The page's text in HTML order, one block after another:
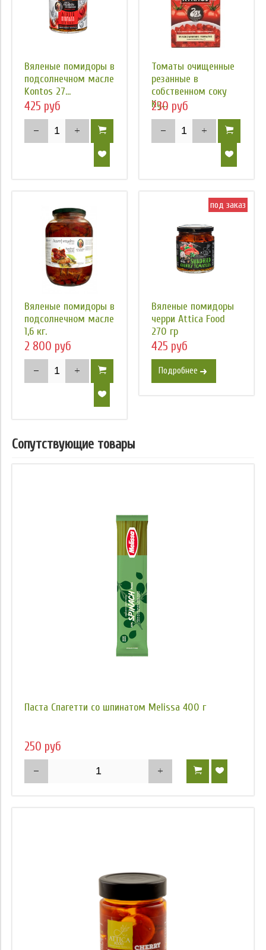
Вяленые помидоры в
подсолнечном масле
Kontos 27...
425 руб
Томаты очищенные
резанные в
собственном соку
Ky...
230 руб
Вяленые помидоры в
подсолнечном масле
1,6 кг.
2 800 руб
под заказ
Вяленые помидоры
черри Attica Food
270 гр
425 руб
Подробнее
Сопутствующие товары
Паста Спагетти со шпинатом Melissa 400 г
250 руб